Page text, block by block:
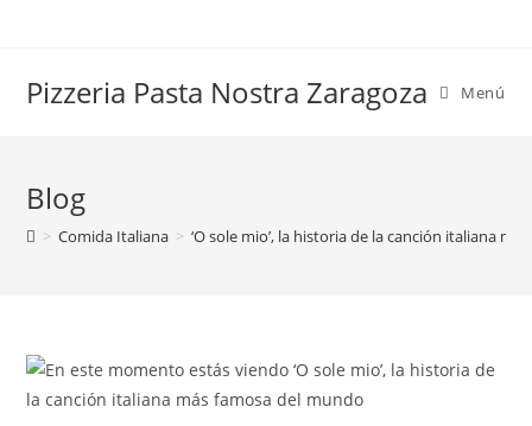
Pizzeria Pasta Nostra Zaragoza Menú
Blog
> Comida Italiana > ‘O sole mio’, la historia de la canción italiana